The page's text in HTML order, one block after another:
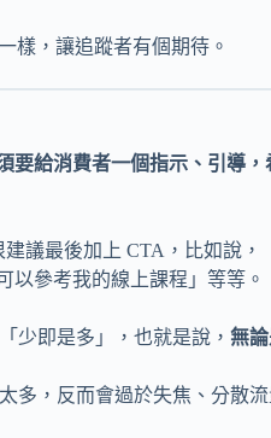
樣，讓追蹤者有個期待。
要給消費者一個指示、引導
議最後加上 CTA，比如說
以參考我的線上課程」等等。
少即是多」，也就是說， 無
多，反而會過於失焦、分散流